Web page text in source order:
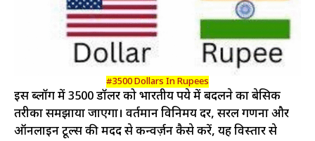
#3500 Dollars In Rupees
इस ब्लॉग में 3500 डॉलर को भारतीय रुपये में बदलने का बेसिक
तरीका समझाया जाएगा। वर्तमान विनिमय दर, सरल गणना और
ऑनलाइन टूल्स की मदद से कन्वर्ज़न कैसे करें, यह विस्तार से